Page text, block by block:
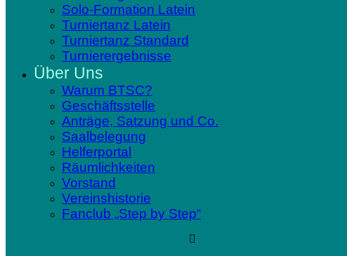
Solo-Formation Latein
Turniertanz Latein
Turniertanz Standard
Turnierergebnisse
Über Uns
Warum BTSC?
Geschäftsstelle
Anträge, Satzung und Co.
Saalbelegung
Helferportal
Räumlichkeiten
Vorstand
Vereinshistorie
Fanclub „Step by Step“